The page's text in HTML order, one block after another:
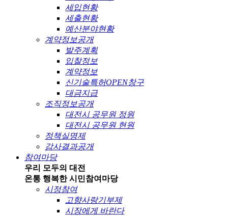
세입현황
세출현황
예산분야현황
계약정보공개
발주계획
입찰정보
계약정보
신기술특허OPEN창구
대금지급
조직정보공개
대전시 공무원 정원
대전시 공무원 현원
정책실명제
감사결과공개
참여마당
우리 모두의 대전
온통 행복한 시민참여마당
시정참여
고향사랑기부제
시장에게 바란다